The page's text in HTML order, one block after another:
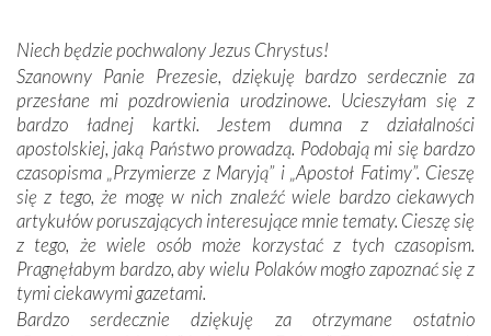
mieliśmy okazję przekonać się, że Maryja swoją opieką
otacza nie tylko nasz naród, lecz wszystkie nacje, które
się Jej ufnie oddają, a także każdą osobę, która zawierza
Jej siebie oraz swych bliskich.
Dzieje Portugalii to również historia wierności Bogu i
odstępstw, także w życiu władców. Trudne momenty w
wymiarze tak osobistym, jak i zbiorowym, przypominają o
konieczności ciągłego zabiegania o własną duszę i o łaskę
Opatrzności. Wierność przynosi pomyślność –
przynajmniej w życiu duchowym. Odstępstwo owocuje
nieszczęściem i śmiercią. Te uniwersalne prawdy
Niech będzie pochwalony Jezus Chrystus!
Szanowny Panie Prezesie, dziękuję bardzo serdecznie za
przesłane mi pozdrowienia urodzinowe. Ucieszyłam się z
bardzo ładnej kartki. Jestem dumna z działalności
apostolskiej, jaką Państwo prowadzą. Podobają mi się bardzo
czasopisma „Przymierze z Maryją” i „Apostoł Fatimy”. Cieszę
się z tego, że mogę w nich znaleźć wiele bardzo ciekawych
artykułów poruszających interesujące mnie tematy. Cieszę się
z tego, że wiele osób może korzystać z tych czasopism.
Pragnęłabym bardzo, aby wielu Polaków mogło zapoznać się z
tymi ciekawymi gazetami.
Bardzo serdecznie dziękuję za otrzymane ostatnio